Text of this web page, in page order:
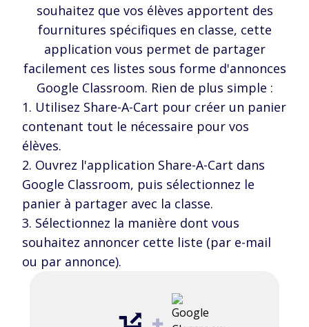
souhaitez que vos élèves apportent des
fournitures spécifiques en classe, cette
application vous permet de partager
facilement ces listes sous forme d'annonces
Google Classroom. Rien de plus simple :
Utilisez Share-A-Cart pour créer un panier
contenant tout le nécessaire pour vos
élèves.
Ouvrez l'application Share-A-Cart dans
Google Classroom, puis sélectionnez le
panier à partager avec la classe.
Sélectionnez la manière dont vous
souhaitez annoncer cette liste (par e-mail
ou par annonce).